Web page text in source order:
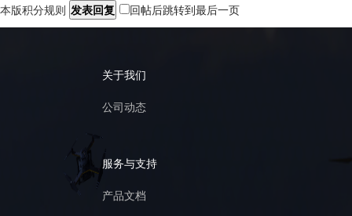
本版积分规则 发表回复 回帖后跳转到最后一页
关于我们
公司动态
服务与支持
产品文档